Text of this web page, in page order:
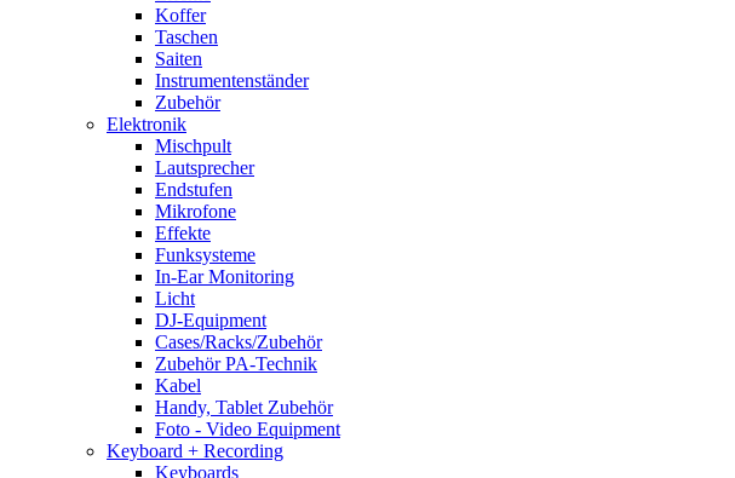
Koffer
Taschen
Saiten
Instrumentenständer
Zubehör
Elektronik
Mischpult
Lautsprecher
Endstufen
Mikrofone
Effekte
Funksysteme
In-Ear Monitoring
Licht
DJ-Equipment
Cases/Racks/Zubehör
Zubehör PA-Technik
Kabel
Handy, Tablet Zubehör
Foto - Video Equipment
Keyboard + Recording
Keyboards